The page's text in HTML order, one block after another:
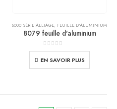
8000 SÉRIE ALLIAGE FEUILLE D'ALUMINIUM
8079 feuille d'aluminium
0de 5
EN SAVOIR PLUS